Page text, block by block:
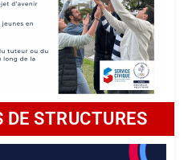
STRUCTURES